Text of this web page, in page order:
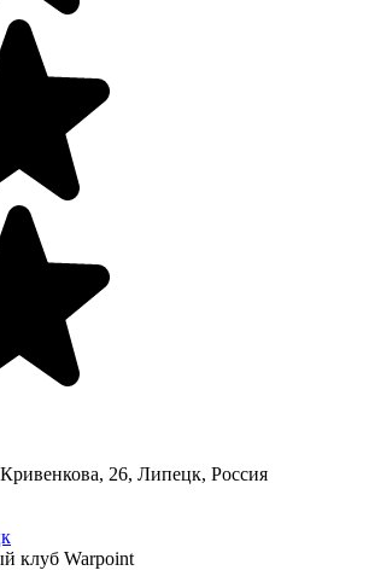
26, Липецк, Россия
клуб Warpoint